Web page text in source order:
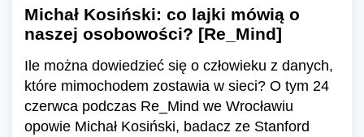
Michał Kosiński: co lajki mówią o
naszej osobowości? [Re_Mind]
Ile można dowiedzieć się o człowieku z danych,
które mimochodem zostawia w sieci? O tym 24
czerwca podczas Re_Mind we Wrocławiu
opowie Michał Kosiński, badacz ze Stanford